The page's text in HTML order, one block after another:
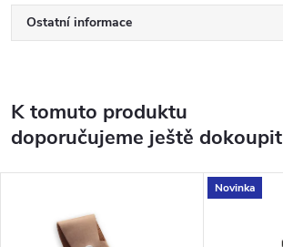
Ostatní informace
K tomuto produktu
doporučujeme ještě dokoupit
Novinka